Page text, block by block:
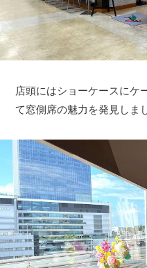
店頭にはショーケースにケ
て窓側席の魅力を発見しま